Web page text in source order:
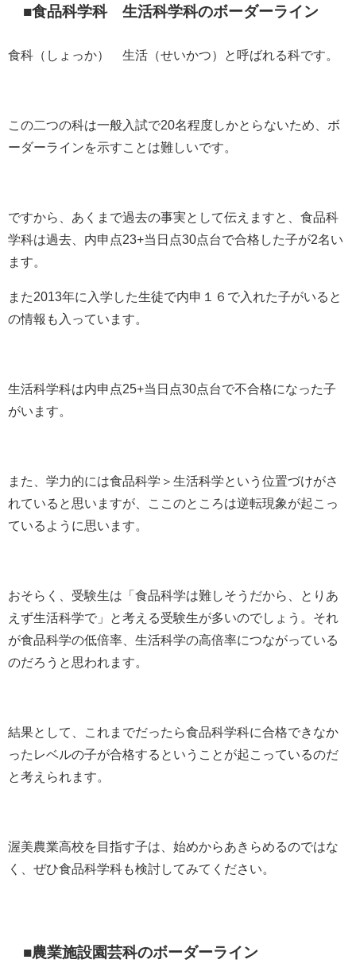
■食品科学科 生活科学科のボーダーライン
食科（しょっか） 生活（せいかつ）と呼ばれる科です。
この二つの科は一般入試で20名程度しかとらないため、ボ
ーダーラインを示すことは難しいです。
ですから、あくまで過去の事実として伝えますと、食品科
学科は過去、内申点23+当日点30点台で合格した子が2名い
ます。
また2013年に入学した生徒で内申１６で入れた子がいると
の情報も入っています。
生活科学科は内申点25+当日点30点台で不合格になった子
がいます。
また、学力的には食品科学＞生活科学という位置づけがさ
れていると思いますが、ここのところは逆転現象が起こっ
ているように思います。
おそらく、受験生は「食品科学は難しそうだから、とりあ
えず生活科学で」と考える受験生が多いのでしょう。それ
が食品科学の低倍率、生活科学の高倍率につながっている
のだろうと思われます。
結果として、これまでだったら食品科学科に合格できなか
ったレベルの子が合格するということが起こっているのだ
と考えられます。
渥美農業高校を目指す子は、始めからあきらめるのではな
く、ぜひ食品科学科も検討してみてください。
■農業施設園芸科のボーダーライン